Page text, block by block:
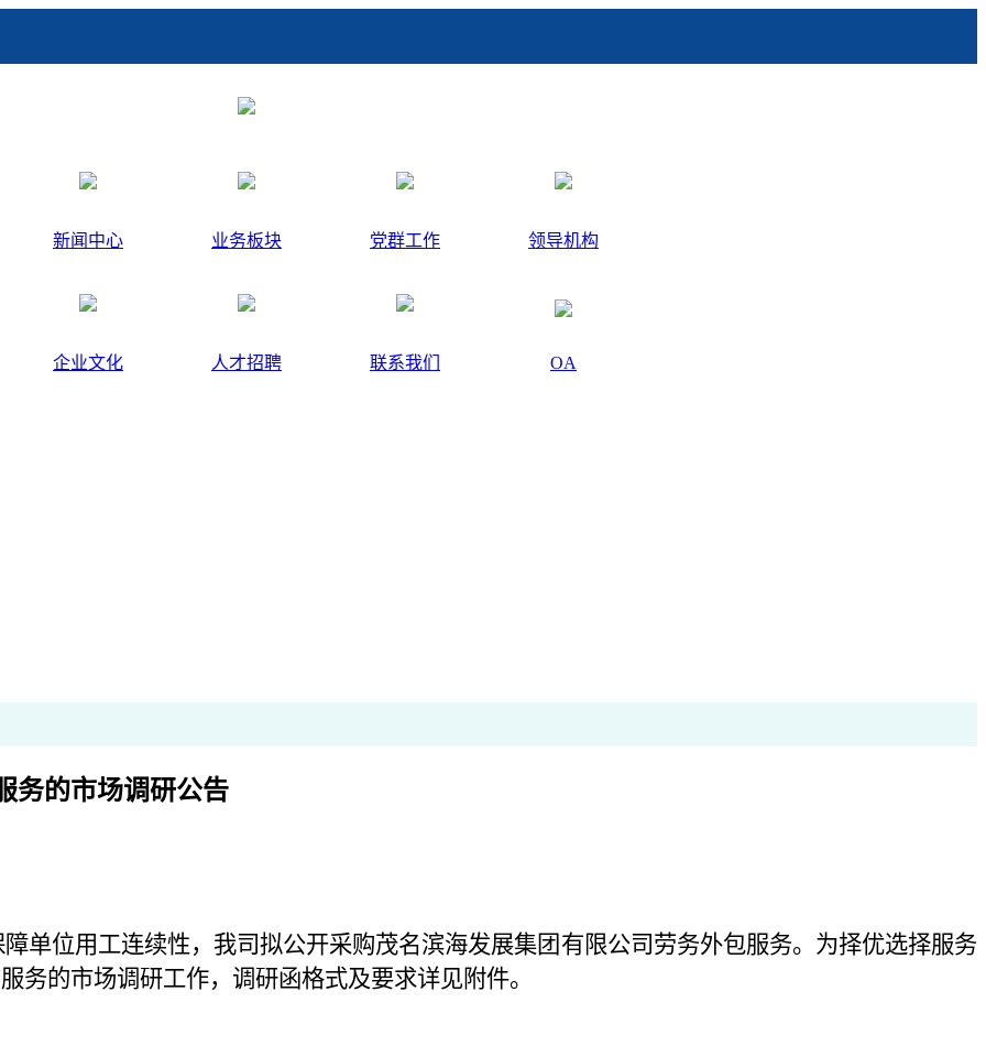
新闻中心 业务板块 党群工作 领导机构
企业文化 人才招聘 联系我们 OA
务的市场调研公告
单位用工连续性，我司拟公开采购茂名滨海发展集团有限公司劳务外包服务。为择优选择服务
务的市场调研工作，调研函格式及要求详见附件。